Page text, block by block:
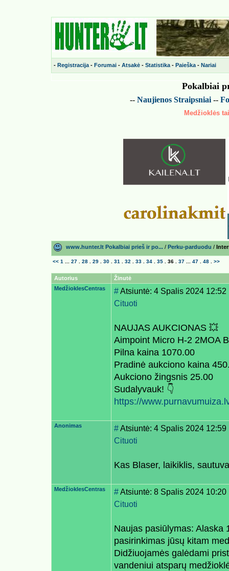
- Registracija - Forumai - Atsakė - Statistika - Paieška - Nariai
Pokalbiai
-- Naujienos Straipsniai --
Medžioklės
www.hunter.lt Pokalbiai prieš ir po... / Perku-parduodu /
<< 1 27 28 29 30 31 32 33 34 35 36 37 47 48 >>
Autorius
Žinutė
MedžioklesCentras
#Atsiuntė: 4 Spalis 2024 12:52
Cituoti
NAUJAS AUKCIONAS 💥
Aimpoint Micro H-2 2MOA
Pilna kaina 1070.00
Pradinė aukciono kaina
Aukciono žingsnis 25.00
Sudalyvauk! 👇
https://
Anonimas #Atsiuntė: 4 Spalis 2024 12:59
Cituoti
Kas Blaser, laikiklis,
MedžioklesCentras #Atsiuntė: 8 Spalis 2024 10:20
Cituoti
Naujas pasiūlymas: Alaska
pasirinkimas jūsų kitam
Didžiuojamės galėdami
vandeniui atsparų